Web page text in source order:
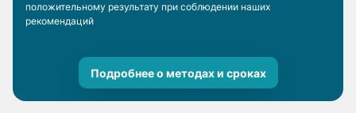
положительному результату при соблюдении наших
рекомендаций
Подробнее о методах и сроках